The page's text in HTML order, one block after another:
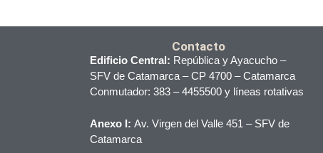
Contacto
Edificio Central: República y Ayacucho –
SFV de Catamarca – CP 4700 – Catamarca
Conmutador: 383 – 4455500 y líneas rotativas
Anexo I: Av. Virgen del Valle 451 – SFV de
Catamarca